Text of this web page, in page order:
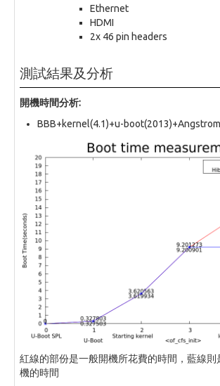
Ethernet
HDMI
2x 46 pin headers
測試結果及分析
開機時間分析:
BBB+kernel(4.1)+u-boot(2013)+Angstrom
紅線的部份是一般開機所花費的時間，藍線則
機的時間